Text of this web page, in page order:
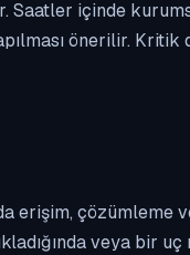
içinde
önerilir.
erişim,
veya bir